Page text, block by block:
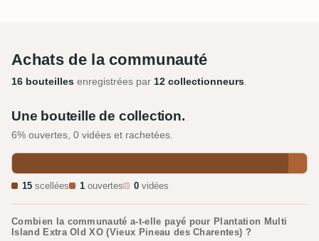
Achats de la communauté
16 bouteilles enregistrées par 12 collectionneurs.
Une bouteille de collection.
6% ouvertes, 0 vidées et rachetées.
15 scellées 1 ouvertes 0 vidées
Combien la communauté a-t-elle payé pour Plantation Multi
Island Extra Old XO (Vieux Pineau des Charentes) ?